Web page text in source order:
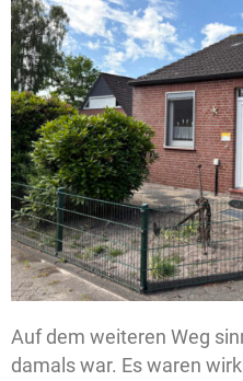
Auf dem weiteren Weg
damals war. Es waren